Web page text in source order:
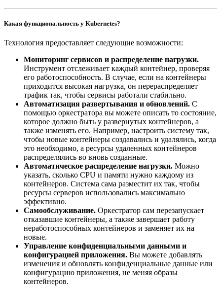
Какая функциональность у Kubernetes?
Технология предоставляет следующие возможности:
Мониторинг сервисов и распределение нагрузки.
Инструмент отслеживает каждый контейнер, проверяя
его работоспособность. В случае, если на контейнеры
приходится высокая нагрузка, он перераспределяет
трафик так, чтобы сервисы работали стабильно.
Автоматизация развертывания и обновлений. С
помощью оркестратора вы можете описать то состояние,
которое должно быть у развернутых контейнеров, а
также изменять его. Например, настроить систему так,
чтобы новые контейнеры создавались и удалялись, когда
это необходимо, а ресурсы удаленных контейнеров
распределялись во вновь созданные.
Автоматическое распределение нагрузки. Можно
указать, сколько CPU и памяти нужно каждому из
контейнеров. Система сама разместит их так, чтобы
ресурсы серверов использовались максимально
эффективно.
Самообслуживание. Оркестратор сам перезапускает
отказавшие контейнеры, а также завершает работу
неработоспособных контейнеров и заменяет их на
новые.
Управление конфиденциальными данными и
конфигурацией приложения. Вы можете добавлять
изменения и обновлять конфиденциальные данные или
конфигурацию приложения, не меняя образы
контейнеров.